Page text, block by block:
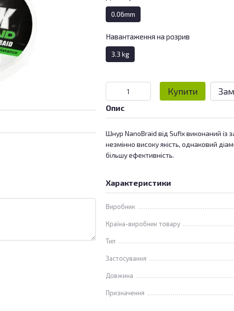
0.06mm
Навантаження на розрив
3.3 kg
Купити
Опис
Шнур NanoBraid від Sufix виконаний із
незмінно високу якість, однаковий
більшу ефективність.
Характеристики
Виробник
Країна-виробник товару
Тип
Застосування
Довжина
Призначення